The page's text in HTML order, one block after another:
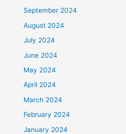
September 2024
August 2024
July 2024
June 2024
May 2024
April 2024
March 2024
February 2024
January 2024